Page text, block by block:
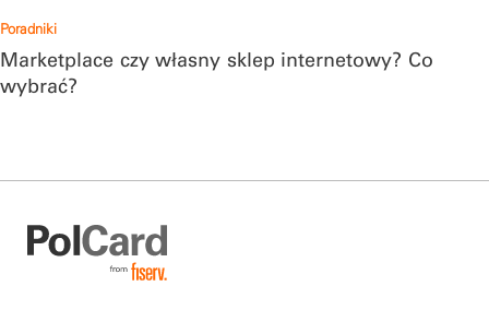
Poradniki
Marketplace czy własny sklep internetowy? Co
wybrać?